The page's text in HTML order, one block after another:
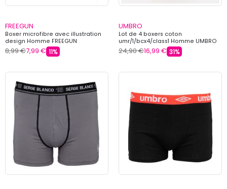
FREEGUN
Boxer microfibre avec illustration
design Homme FREEGUN
8,99 €7,99 € 11%
UMBRO
Lot de 4 boxers coton
umr/1/bcx4/class1 Homme UMBRO
24,90 €16,99 € 31%